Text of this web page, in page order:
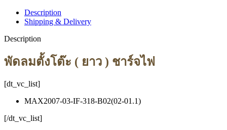
Description
Shipping & Delivery
Description
พัดลมตั้งโต๊ะ ( ยาว ) ชาร์จไฟ
[dt_vc_list]
MAX2007-03-IF-318-B02(02-01.1)
[/dt_vc_list]